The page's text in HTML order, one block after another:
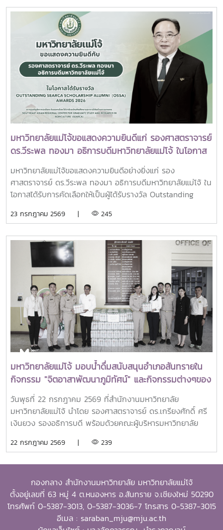
ผู้นำเครือข่ายอุดมศึกษา การนำเสนอกรณีศึกษาการประยุกต์ใช้
AI และนวัตกรรมจากภาคเอกชน รวมถึงกิจกรรม Forum-to-
Action เพื่อร่วมกำหนดข้อเสนอเชิงนโยบายและแผนปฏิบัติการใน
การขับเคลื่อนมหาวิทยาลัยไทยในอนาคตการเข้าร่วมประชุมในครั้ง
นี้มหาวิทยาลัยแม่โจ้ติดตามทิศทางการเปลี่ยนแปลงของการ
อุดมศึกษาไทย พร้อมแลกเปลี่ยนองค์ความรู้และสร้างความร่วม
มือกับเครือข่ายสถาบันอุดมศึกษาทั่วประเทศ เพื่อร่วมกันพัฒนา
มหาวิทยาลัยไทยให้ก้าวทันการเปลี่ยนแปลงของโลกยุคดิจิทัล และ
ยกระดับศักยภาพด้านการศึกษา วิจัย และนวัตกรรมอย่างยั่งยืน
พระบรมราชชนนีพันปีหลวง ณ พระที่นั่งดุสิตมหาปราสาท
พระบรมมหาราชวัง และเข้ากราบถวายบังคมพระศพสมเด็จ
พระเจ้าลูกเธอ เจ้าฟ้าพัชรกิติยาภา นเรนทิราเทพยวดี กรมหลวง
ราชสาริณีสิริพัชร มหาวัชรราชธิดา ณ พระที่นั่งพิมานรัตยา
พระบรมมหาราชวังการเข้าร่วมพิธีในครั้งนี้ นับเป็นพระ
มหากรุณาธิคุณล้นเกล้าล้นกระหม่อมแก่คณะผู้บริหาร
มหาวิทยาลัย สมาคมศิษย์เก่า และบุคลากร มหาวิทยาลัยแม่โจ้ที่ได้
ร่วมแสดงความจงรักภักดี ถวายความอาลัยและน้อมรำลึกในพระ
มหากรุณาธิคุณอย่างหาที่สุดมิได้
มหาวิทยาลัยแม่โจ้ขอแสดงความยินดีแก่ รองศาสตราจารย์
ดร.วีระพล ทองมา อธิการบดีมหาวิทยาลัยแม่โจ้ ในโอกาส
ได้รับรางวัล Outstanding SEARCA Scholarship
Alumni (OSSA) Awards 2026
มหาวิทยาลัยแม่โจ้ขอแสดงความยินดีอย่างยิ่งแก่ รอง
ศาสตราจารย์ ดร.วีระพล ทองมา อธิการบดีมหาวิทยาลัยแม่โจ้ ใน
โอกาสได้รับการคัดเลือกให้เป็นผู้ได้รับรางวัล Outstanding
ศูนย์ภูมิภาคเอเชียตะวันออกเฉียงใต้ว่าด้วยบัณฑิตศึกษาและการ
for Graduate Study and Research in Agriculture
(SEARCA) นับเป็นรางวัลเกียรติยศระดับภูมิภาคที่มอบแก่ศิษย์
เก่าทุน SEARCA ผู้มีความสำเร็จโดดเด่นทางวิชาชีพ มีภาวะผู้นำ
และสร้างคุณูปการสำคัญต่อการพัฒนาการเกษตร ชนบท ชุมชน
และสังคมอย่างยั่งยืนรางวัล Outstanding SEARCA
Scholarship Alumni (OSSA) จัดตั้งขึ้นเพื่อเชิดชูเกียรติศิษย์
เก่าผู้ได้รับทุนการศึกษาระดับบัณฑิตศึกษาจาก SEARCA ซึ่งได้
นำองค์ความรู้ ประสบการณ์ และศักยภาพที่ได้รับจากการศึกษา
ไปสร้างคุณประโยชน์ต่อองค์กร ชุมชน ประเทศ และภูมิภาคเอเชีย
ตะวันออกเฉียงใต้ ตลอดจนเป็นแบบอย่างที่สะท้อนค่านิยมและ
ปรัชญาของ SEARCA ผ่านความสำเร็จในวิชาชีพ การบริการ
สาธารณะ และการอุทิศตนเพื่อส่วนรวมในปี 2026 การพิจารณา
รางวัลครอบคลุมผลงานสำคัญ 4 ด้าน ได้แก่ การสอน
(Teaching) การวิจัย (Research) การบริการสาธารณะและการ
พัฒนาชุมชน (Public Service and Community
Development) และธุรกิจการเกษตรและการเป็นผู้ประกอบการ
กับผลงานที่สามารถสร้างผลกระทบอย่างเป็นรูปธรรมต่อการ
จัดขึ้นในวาระเฉลิมฉลอง ครบรอบ 60 ปีของ SEARCA ซึ่งเป็น
องค์กรระดับภูมิภาคภายใต้ the Southeast Asian Ministers
of Education (SEAMEO) และมีบทบาทสำคัญในการพัฒนา
ศักยภาพบุคลากร ส่งเสริมการศึกษาและการวิจัย ตลอดจนสร้าง
23 กรกฎาคม 2569 | 245
มหาวิทยาลัยแม่โจ้ มอบน้ำดื่มสนับสนุนอำเภอสันทรายใน
กิจกรรม "จิตอาสาพัฒนาภูมิทัศน์" และกิจกรรมต่างๆของ
อำเภอสันทราย
วันพุธที่ 22 กรกฎาคม 2569 ที่สำนักงานมหาวิทยาลัย
มหาวิทยาลัยแม่โจ้ นำโดย รองศาสตราจารย์ ดร.เกรียงศักดิ์ ศรี
เงินยวง รองอธิการบดี พร้อมด้วยคณะผู้บริหารมหาวิทยาลัย
จำนวน 100 แพ็ค เพื่อใช้ในกิจกรรม “จิตอาสาพัฒนาภูมิทัศน์
พระเจ้าอยู่หัว เนื่องในโอกาสวันเฉลิมพระชนมพรรษา 28
กรกฎาคม 2569 พร้อมทั้งสนับสนุนโครงการ “ชาวเชียงใหม่ปลูก
ป่า รักษ์โลก เพิ่มพื้นที่สีเขียวสู่ชุมชน” แก่ผู้เข้าร่วมกิจกรรมและ
ประชาชนที่มาใช้บริการ
22 กรกฎาคม 2569 | 239
กองกลาง สำนักงานมหาวิทยาลัย มหาวิทยาลัยแม่โจ้
ตั้งอยู่เลขที่ 63 หมู่ 4 ต.หนองหาร อ.สันทราย จ.เชียงใหม่ 50290
โทรศัพท์ 0-5387-3013, 0-5387-3036-7 โทรสาร 0-5387-3015
อีเมล : saraban_mju@mju.ac.th